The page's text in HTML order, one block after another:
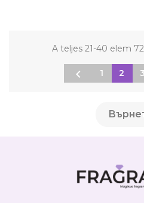
A teljes 21-40 elem
 1 2 3